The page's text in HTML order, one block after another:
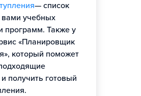
— список
учебных
программ. Также у
«Планировщик
который поможет
получить готовый